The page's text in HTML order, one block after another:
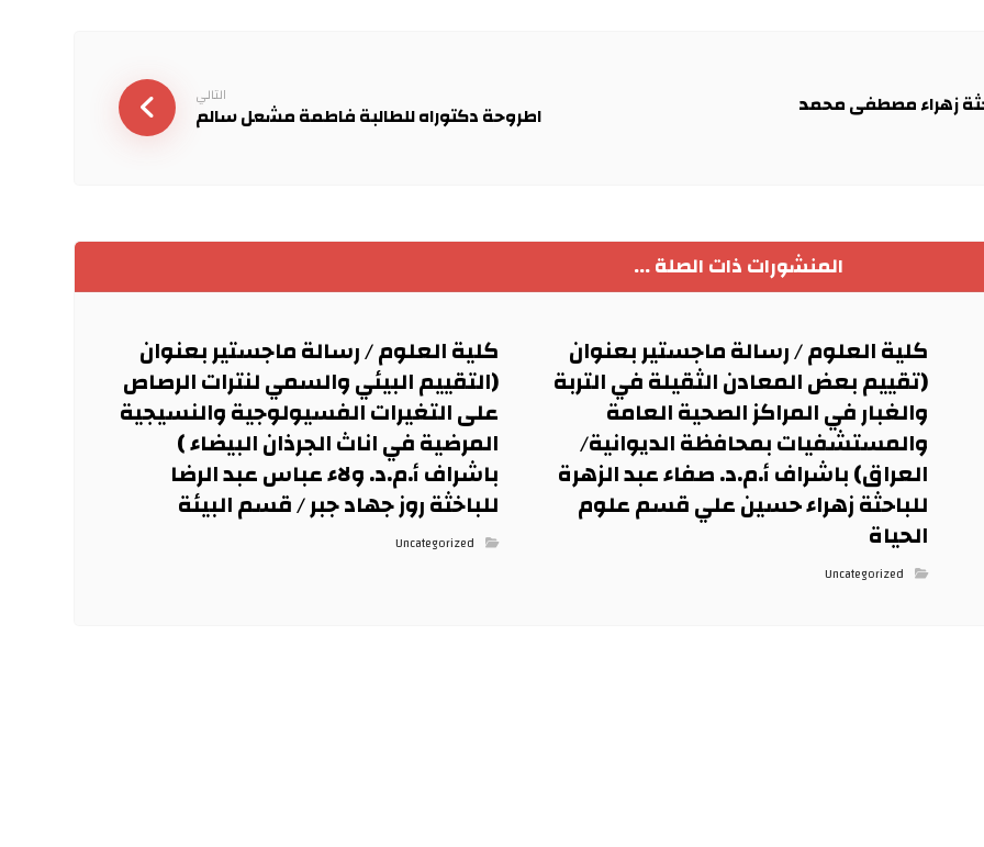
زهراء مصطفى محمد التالي
اطروحة دكتوراه للطالبة فاطمة مشعل سالم
المنشورات ذات الصلة ...
كلية العلوم / رسالة ماجستير بعنوان
(تقييم بعض المعادن الثقيلة في التربة
والغبار في المراكز الصحية العامة
والمستشفيات بمحافظة الديوانية/
العراق) باشراف أ.م.د. صفاء عبد الزهرة
للباحثة زهراء حسين علي قسم علوم
الحياة
Uncategorized
كلية العلوم / رسالة ماجستير بعنوان
(التقييم البيئي والسمي لنترات الرصاص
على التغيرات الفسيولوجية والنسيجية
المرضية في اناث الجرذان البيضاء )
باشراف أ.م.د. ولاء عباس عبد الرضا
للباخثة روز جهاد جبر / قسم البيئة
Uncategorized